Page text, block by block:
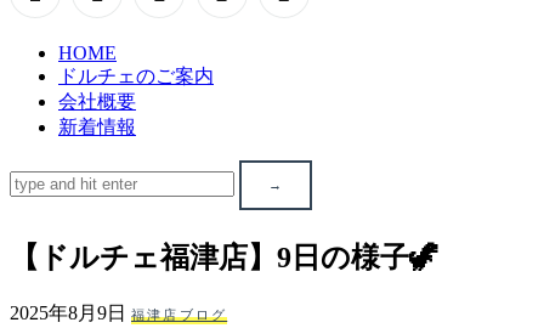
ン
ド
ル
チ
ェ
（福
HOME
ドルチェのご案内
会社概要
新着情報
【ドルチェ福津店】9日の様子🦖
2025年8月9日 福津店ブログ